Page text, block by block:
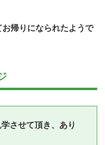
帰りになられたようで
させて頂き、あり